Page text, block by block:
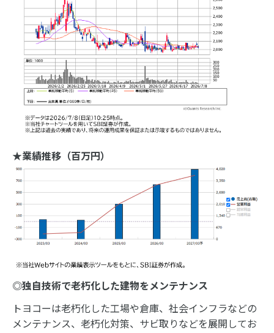
★業績推移（百万円）
◎独自技術で老朽化した建物をメンテナンス
トヨコーは老朽化した工場や倉庫、社会インフラなどの
メンテナンス、老朽化対策、サビ取りなどを展開してお